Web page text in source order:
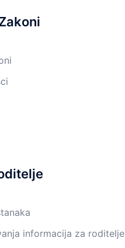
informacija za roditelje